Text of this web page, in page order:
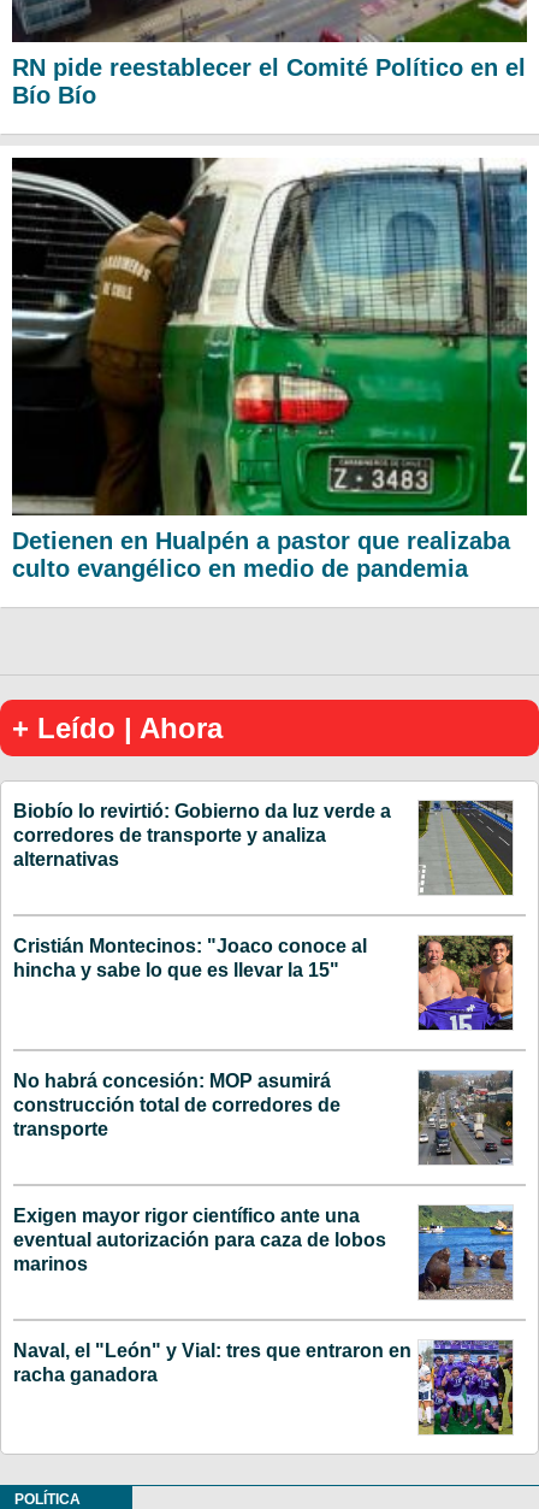
RN pide reestablecer el Comité Político en el
Bío Bío
Detienen en Hualpén a pastor que realizaba
culto evangélico en medio de pandemia
+ Leído | Ahora
Biobío lo revirtió: Gobierno da luz verde a
corredores de transporte y analiza
alternativas
Cristián Montecinos: "Joaco conoce al
hincha y sabe lo que es llevar la 15"
No habrá concesión: MOP asumirá
construcción total de corredores de
transporte
Exigen mayor rigor científico ante una
eventual autorización para caza de lobos
marinos
Naval, el "León" y Vial: tres que entraron en
racha ganadora
POLÍTICA